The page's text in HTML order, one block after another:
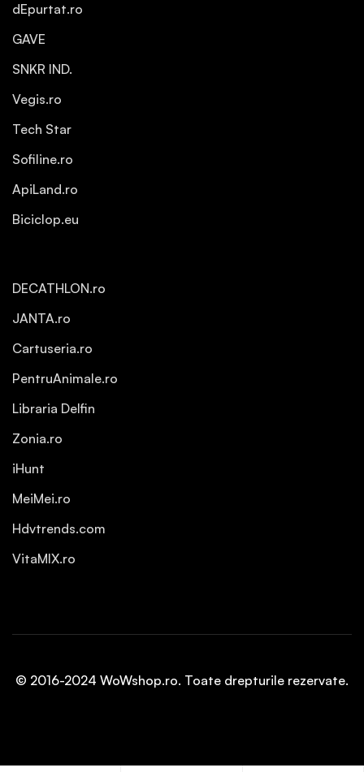
dEpurtat.ro
GAVE
SNKR IND.
Vegis.ro
Tech Star
Sofiline.ro
ApiLand.ro
Biciclop.eu
DECATHLON.ro
JANTA.ro
Cartuseria.ro
PentruAnimale.ro
Libraria Delfin
Zonia.ro
iHunt
MeiMei.ro
Hdvtrends.com
VitaMIX.ro
© 2016-2024 WoWshop.ro. Toate drepturile rezervate.